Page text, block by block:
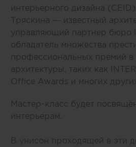
интерьерного дизайна
Тряскина — известный
управляющий партнер бюро
обладатель множества
профессиональных премий в
архитектуры, таких как
Office Awards и многих
Мастер-класс будет
интерьерам.
В унисон проходящей в эти